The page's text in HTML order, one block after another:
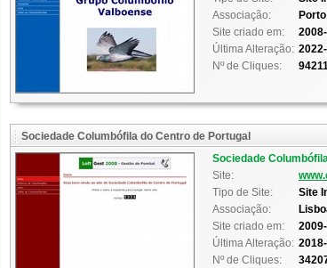
Associação:
Porto
Site criado em:
Última Alteração:
Nº de Cliques:
Sociedade Columbófila do Centro de Portugal
Sociedade
Site:
Tipo de Site:
Site
Associação:
Site criado em:
Última Alteração:
Nº de Cliques: